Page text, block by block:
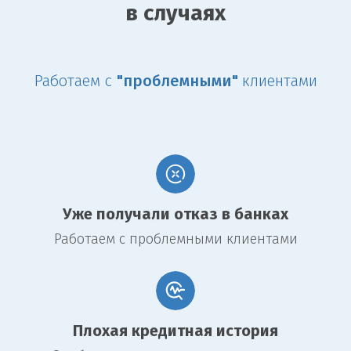
предложить более выгодные условия.
Возможность получения значительной суммы. Зачастую сумма
использовать финансирование на различные цели, включая
закупку оборудования или модернизацию помещений.
Риск утраты бизнеса в случае непогашения кредита. В случае
невыполнения обязательств, заемщик может потерять
Длительная процедура оформления. Процесс получения
кредита под залог коммерческой недвижимости обычно
занимает больше времени из-за необходимости оценки и
Необходимость в хорошем состоянии залогового имущества.
в случаях
Работаем с "проблемными" клиентами
Уже получали отказ в банках
Работаем с проблемными клиентами
Плохая кредитная история